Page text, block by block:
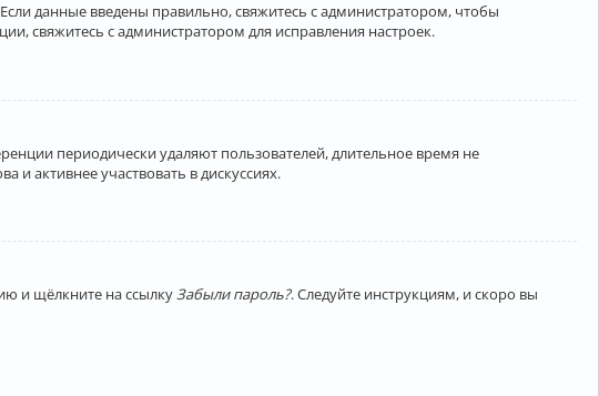
данные введены правильно, свяжитесь с администратором, чтобы
свяжитесь с администратором для исправления настроек.
периодически удаляют пользователей, длительное время не
активнее участвовать в дискуссиях.
и щёлкните на ссылкуЗабыли пароль?. Следуйте инструкциям, и скоро вы